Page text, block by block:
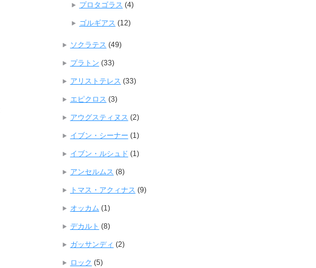
プロタゴラス (4)
ゴルギアス (12)
ソクラテス (49)
プラトン (33)
アリストテレス (33)
エピクロス (3)
アウグスティヌス (2)
イブン・シーナー (1)
イブン・ルシュド (1)
アンセルムス (8)
トマス・アクィナス (9)
オッカム (1)
デカルト (8)
ガッサンディ (2)
ロック (5)